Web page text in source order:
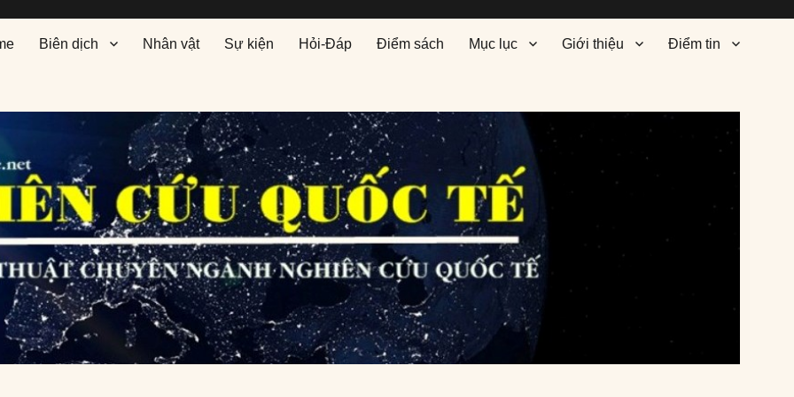
Biên dịch Nhân vật Sự kiện Hỏi-Đáp Điểm sách Mục lục Giới thiệu Điểm tin